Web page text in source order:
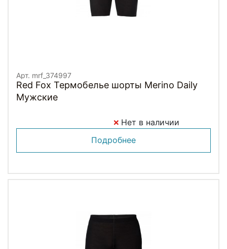
Арт. mrf_374997
Red Fox Термобелье шорты Merino Daily
Мужские
Нет в наличии
Подробнее